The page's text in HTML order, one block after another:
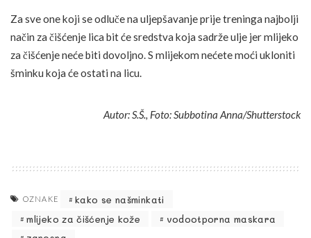
Za sve one koji se odluče na uljepšavanje prije treninga najbolji
način za čišćenje lica bit će sredstva koja sadrže ulje jer mlijeko
za čišćenje neće biti dovoljno. S mlijekom nećete moći ukloniti
šminku koja će ostati na licu.
Autor: S.Š., Foto: Subbotina Anna/Shutterstock
OZNAKE
kako se našminkati
mlijeko za čišćenje kože
vodootporna maskara